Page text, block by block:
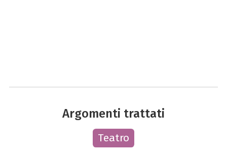
Argomenti trattati
Teatro